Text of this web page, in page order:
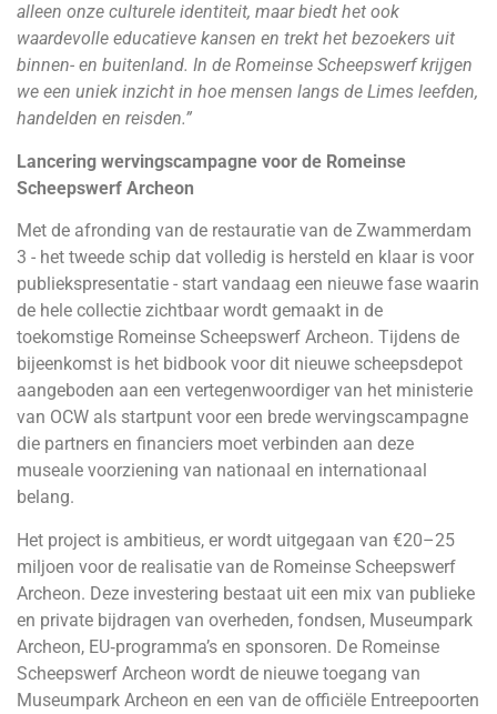
alleen onze culturele identiteit, maar biedt het ook
waardevolle educatieve kansen en trekt het bezoekers uit
binnen- en buitenland. In de Romeinse Scheepswerf krijgen
we een uniek inzicht in hoe mensen langs de Limes leefden,
handelden en reisden.”
Lancering wervingscampagne voor de Romeinse
Scheepswerf Archeon
Met de afronding van de restauratie van de Zwammerdam
3 - het tweede schip dat volledig is hersteld en klaar is voor
publiekspresentatie - start vandaag een nieuwe fase waarin
de hele collectie zichtbaar wordt gemaakt in de
toekomstige Romeinse Scheepswerf Archeon. Tijdens de
bijeenkomst is het bidbook voor dit nieuwe scheepsdepot
aangeboden aan een vertegenwoordiger van het ministerie
van OCW als startpunt voor een brede wervingscampagne
die partners en financiers moet verbinden aan deze
museale voorziening van nationaal en internationaal
belang.
Het project is ambitieus, er wordt uitgegaan van €20–25
miljoen voor de realisatie van de Romeinse Scheepswerf
Archeon. Deze investering bestaat uit een mix van publieke
en private bijdragen van overheden, fondsen, Museumpark
Archeon, EU‑programma’s en sponsoren. De Romeinse
Scheepswerf Archeon wordt de nieuwe toegang van
Museumpark Archeon en een van de officiële Entreepoorten